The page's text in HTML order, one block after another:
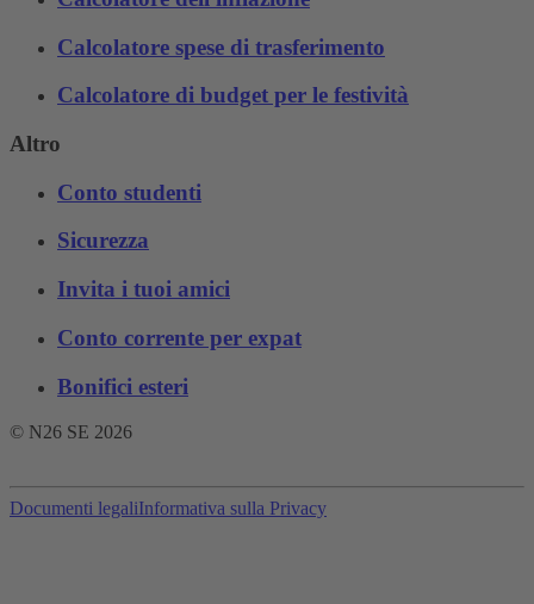
Calcolatore spese di trasferimento
Calcolatore di budget per le festività
Altro
Conto studenti
Sicurezza
Invita i tuoi amici
Conto corrente per expat
Bonifici esteri
© N26 SE 2026
Documenti legaliInformativa sulla Privacy